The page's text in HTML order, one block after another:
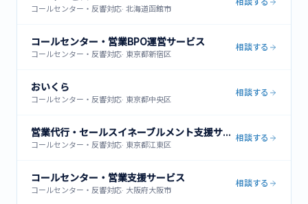
コールセンター・反響対応· 北海道函館市
コールセンター・営業BPO運営サービス
コールセンター・反響対応· 東京都新宿区
相談する
おいくら
コールセンター・反響対応· 東京都中央区
相談する
営業代行・セールスイネーブルメント支援サービス
コールセンター・反響対応· 東京都江東区
相談する
コールセンター・営業支援サービス
コールセンター・反響対応· 大阪府大阪市
相談する